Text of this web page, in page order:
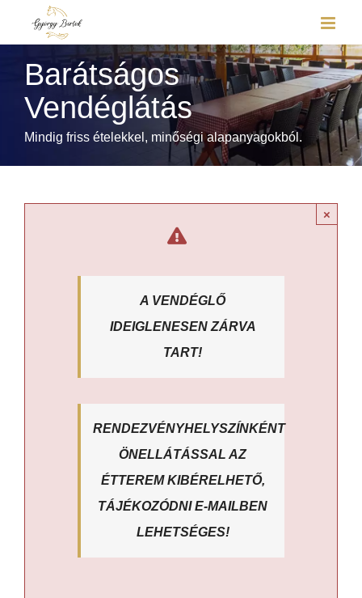
Kihagyás
Barátságos
Vendéglátás
Mindig friss ételekkel, minőségi alapanyagokból.
×
A VENDÉGLŐ
IDEIGLENESEN ZÁRVA
TART!
RENDEZVÉNYHELYSZÍNKÉNT
ÖNELLÁTÁSSAL AZ
ÉTTEREM KIBÉRELHETŐ,
TÁJÉKOZÓDNI E-MAILBEN
LEHETSÉGES!